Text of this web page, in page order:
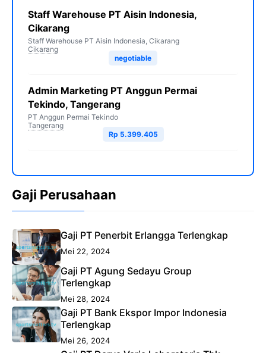
Staff Warehouse PT Aisin Indonesia,
Cikarang
Staff Warehouse PT Aisin Indonesia, Cikarang
Cikarang
negotiable
Admin Marketing PT Anggun Permai
Tekindo, Tangerang
PT Anggun Permai Tekindo
Tangerang
Rp 5.399.405
Gaji Perusahaan
Gaji PT Penerbit Erlangga Terlengkap
Mei 22, 2024
Gaji PT Agung Sedayu Group
Terlengkap
Mei 28, 2024
Gaji PT Bank Ekspor Impor Indonesia
Terlengkap
Mei 26, 2024